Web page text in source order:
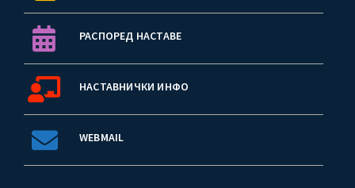
РАСПОРЕД НАСТАВЕ
НАСТАВНИЧКИ ИНФО
WEBMAIL